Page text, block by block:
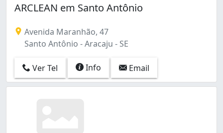
ARCLEAN em Santo Antônio
Avenida Maranhão, 47
Santo Antônio - Aracaju - SE
Ver Tel Info Email